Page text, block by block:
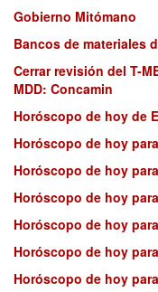
Gobierno Mitómano
Bancos de materiales
Cerrar revisión del T-
MDD: Concamin
Horóscopo de hoy de
Horóscopo de hoy
Horóscopo de hoy
Horóscopo de hoy
Horóscopo de hoy
Horóscopo de hoy
Horóscopo de hoy